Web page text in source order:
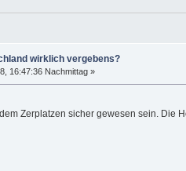
wirklich vergebens?
16:47:36 Nachmittag »
Zerplatzen sicher gewesen sein.